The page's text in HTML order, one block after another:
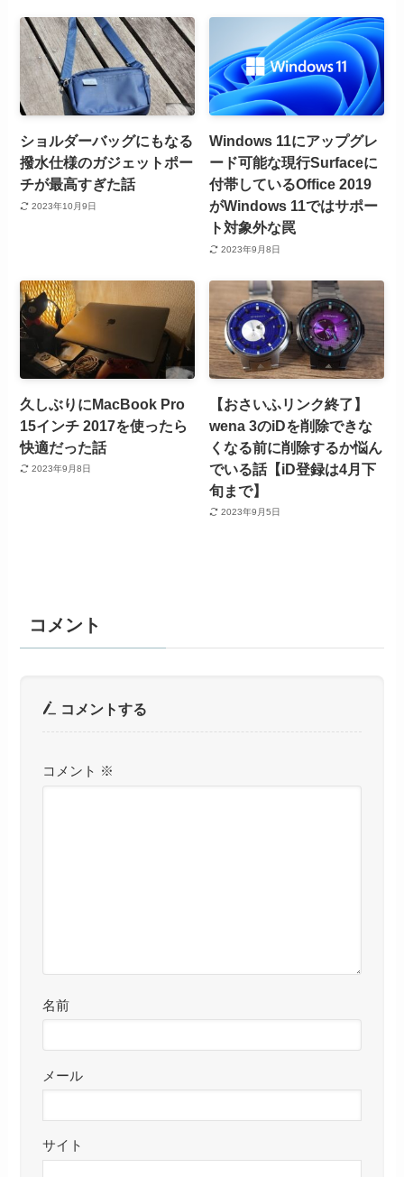
ショルダーバッグにもなる
撥水仕様のガジェットポー
チが最高すぎた話
2023年10月9日
Windows 11にアップグレ
ード可能な現行Surfaceに
付帯しているOffice 2019
がWindows 11ではサポー
ト対象外な罠
2023年9月8日
久しぶりにMacBook Pro
15インチ 2017を使ったら
快適だった話
2023年9月8日
【おさいふリンク終了】
wena 3のiDを削除できな
くなる前に削除するか悩ん
でいる話【iD登録は4月下
旬まで】
2023年9月5日
コメント
コメントする
コメント ※
名前
メール
サイト